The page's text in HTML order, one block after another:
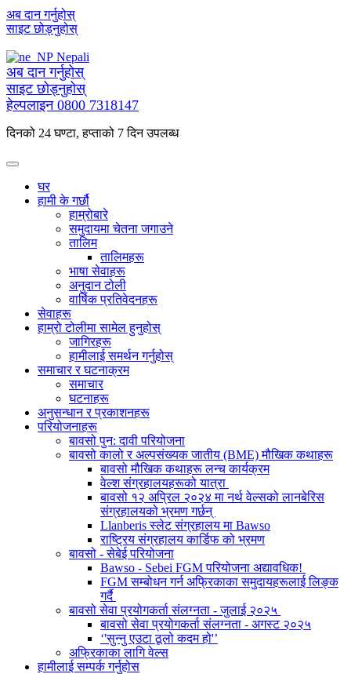
सामग्रीमा
जानुहोस्
अब दान गर्नुहोस्
साइट छोड्नुहोस्
Nepali
अब दान गर्नुहोस्
साइट छोड्नुहोस्
हेल्पलाइन 0800 7318147
दिनको 24 घण्टा, हप्ताको 7 दिन उपलब्ध
घर
हामी के गर्छौ
हाम्रोबारे
समुदायमा चेतना जगाउने
तालिम
तालिमहरू
भाषा सेवाहरू
अनुदान टोली
वार्षिक प्रतिवेदनहरू
सेवाहरू
हाम्रो टोलीमा सामेल हुनुहोस्
जागिरहरू
हामीलाई समर्थन गर्नुहोस्
समाचार र घटनाक्रम
समाचार
घटनाहरू
अनुसन्धान र प्रकाशनहरू
परियोजनाहरू
बावसो पुन: दावी परियोजना
बावसो कालो र अल्पसंख्यक जातीय (BME) मौखिक कथाहरू
बावसो मौखिक कथाहरू लन्च कार्यक्रम
वेल्श संग्रहालयहरूको यात्रा
बावसो १२ अप्रिल २०२४ मा नर्थ वेल्सको लानबेरिस
संग्रहालयको भ्रमण गर्छन्
Llanberis स्लेट संग्रहालय मा Bawso
राष्ट्रिय संग्रहालय कार्डिफ को भ्रमण
बावसो - सेबेई परियोजना
Bawso - Sebei FGM परियोजना अद्यावधिक!
FGM सम्बोधन गर्न अफ्रिकाका समुदायहरूलाई लिङ्क
गर्दै
बावसो सेवा प्रयोगकर्ता संलग्नता - जुलाई २०२५
बावसो सेवा प्रयोगकर्ता संलग्नता - अगस्ट २०२५
‘'सुन्नु एउटा ठूलो कदम हो'’
अफ्रिकाका लागि वेल्स
हामीलाई सम्पर्क गर्नुहोस